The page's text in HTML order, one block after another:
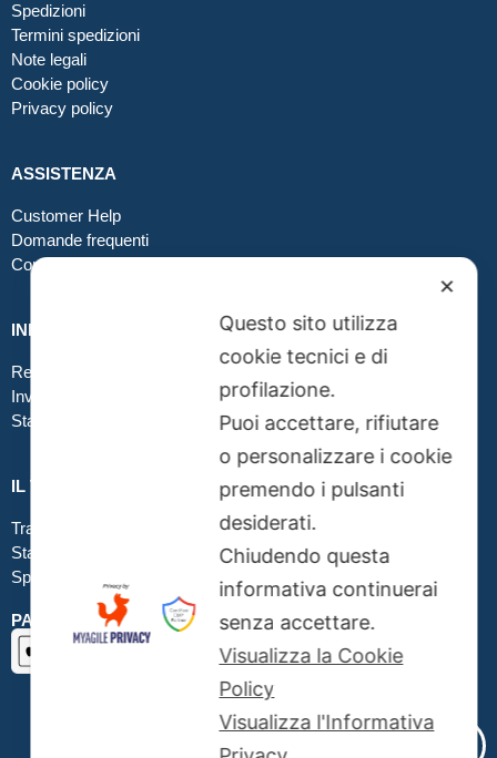
Spedizioni
Termini spedizioni
Note legali
Cookie policy
Privacy policy
ASSISTENZA
Customer Help
Domande frequenti
Contatti
INFO GRAFICA
Realizzare file corretti
Inviare file grafici
Stampa in tessuto
IL TUO ORDINE
Traccia la tua spedizione
Stato del tuo ordine
Spedizioni
PAGAMENTI SICURI SSL
✕
Questo sito utilizza
cookie tecnici e di
profilazione.
Puoi accettare, rifiutare
o personalizzare i cookie
premendo i pulsanti
desiderati.
Chiudendo questa
informativa continuerai
senza accettare.
Visualizza la Cookie
Policy
Visualizza l'Informativa